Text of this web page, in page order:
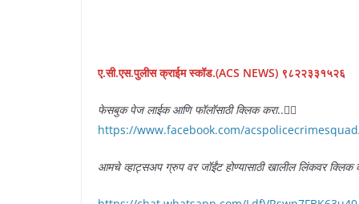
ए.सी.एस.पुलीस क्राईम स्कॉड.(ACS NEWS) ९८२२३३१५२६
फेसबुक पेज लाईक आणि फॉलॉसाठी क्लिक करा..👇🏻
https://www.facebook.com/
आमचे व्हाट्सअप ग्रुप वर जॉईंट होण्यासाठी खालील लिंकवर क्लिक